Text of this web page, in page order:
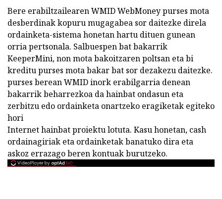
Bere erabiltzailearen WMID WebMoney purses mota
desberdinak kopuru mugagabea sor daitezke direla
ordainketa-sistema honetan hartu dituen gunean
orria pertsonala. Salbuespen bat bakarrik
KeeperMini, non mota bakoitzaren poltsan eta bi
kreditu purses mota bakar bat sor dezakezu daitezke.
purses berean WMID inork erabilgarria denean
bakarrik beharrezkoa da hainbat ondasun eta
zerbitzu edo ordainketa onartzeko eragiketak egiteko
hori
Internet hainbat proiektu lotuta. Kasu honetan, cash
ordainagiriak eta ordainketak banatuko dira eta
askoz errazago beren kontuak burutzeko.